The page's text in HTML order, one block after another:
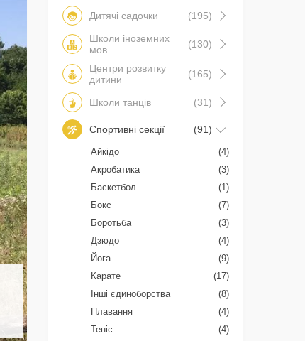
Дитячі садочки
(195)
Школи іноземних
мов
(130)
Центри розвитку
дитини
(165)
Школи танців (31)
Спортивні секції (91)
Айкідо
(4)
Акробатика
(3)
Баскетбол
(1)
Бокс
(7)
Боротьба
(3)
Дзюдо
(4)
Йога
(9)
Карате
(17)
Інші єдиноборства
(8)
Плавання
(4)
Теніс
(4)